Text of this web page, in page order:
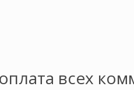
всех